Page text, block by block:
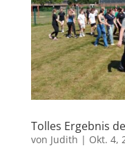
Tolles Ergebnis
von Judith | Okt. 4,